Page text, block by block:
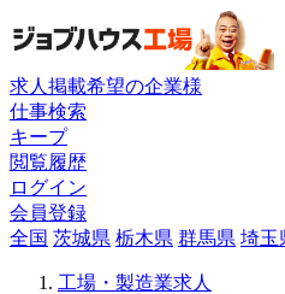
求人掲載希望の企業様
仕事検索
キープ
閲覧履歴
ログイン
会員登録
全国 茨城県 栃木県 群馬県 埼玉
工場・製造業求人